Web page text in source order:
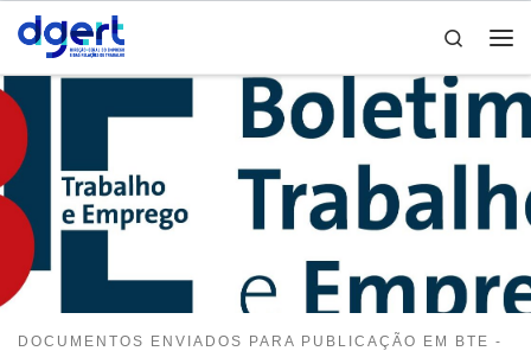
Skip to content
Search
DOCUMENTOS ENVIADOS PARA PUBLICAÇÃO EM BTE -